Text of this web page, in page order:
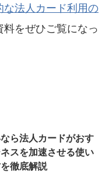
法人カード利用の
料をぜひご覧になっ
ら法人カードがおす
スを加速させる使い
徹底解説